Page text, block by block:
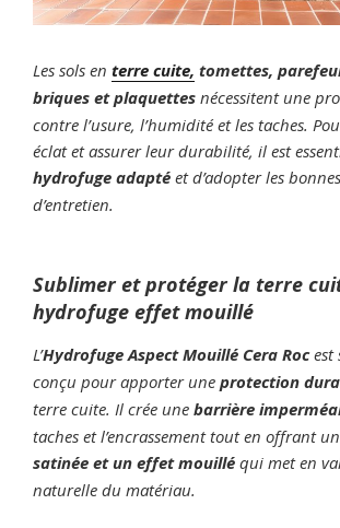
Les sols en terre cuite, tomettes,
briques et plaquettes nécessitent une
contre l’usure, l’humidité et les taches.
éclat et assurer leur durabilité, il est
hydrofuge adapté et d’adopter les
d’entretien.
Sublimer et protéger la terre
hydrofuge effet mouillé
L’Hydrofuge Aspect Mouillé Cera Rocest
conçu pour apporter une protection
terre cuite. Il crée une barrière
taches et l’encrassement tout en offrant
satinée et un effet mouillé qui met en
naturelle du matériau.